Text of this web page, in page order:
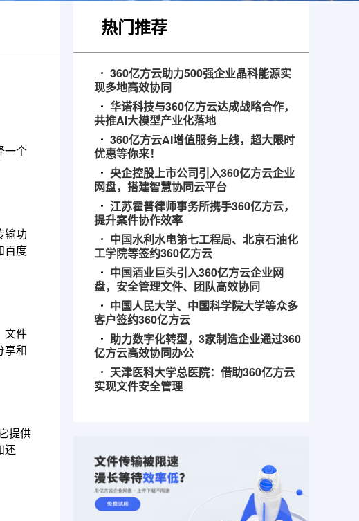
一个
输功
百度
文件
享和
提供
还
热门推荐
360亿方云助力500强企业晶科能源实
现多地高效协同
华诺科技与360亿方云达成战略合作，
共推AI大模型产业化落地
360亿方云AI增值服务上线，超大限时
优惠等你来！
央企控股上市公司引入360亿方云企业
网盘，搭建智慧协同云平台
江苏霍普律师事务所携手360亿方云，
提升案件协作效率
中国水利水电第七工程局、北京石油化
工学院等签约360亿方云
中国酒业巨头引入360亿方云企业网
盘，安全管理文件、团队高效协同
中国人民大学、中国科学院大学等众多
客户签约360亿方云
助力数字化转型，3家制造企业通过360
亿方云高效协同办公
天津医科大学总医院：借助360亿方云
实现文件安全管理